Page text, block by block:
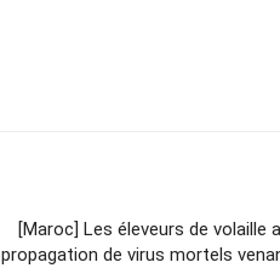
[Maroc] Les éleveurs de volaille
propagation de virus mortels